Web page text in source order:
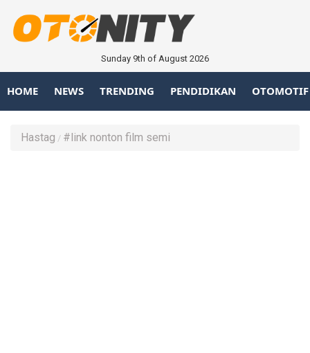
Sunday 9th of August 2026
HOME NEWS TRENDING PENDIDIKAN OTOMOTIF
Hastag #link nonton film semi